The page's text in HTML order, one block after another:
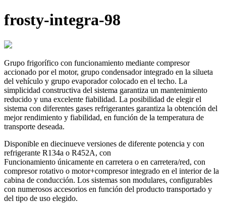
frosty-integra-98
Grupo frigorífico con funcionamiento mediante compresor
accionado por el motor, grupo condensador integrado en la silueta
del vehículo y grupo evaporador colocado en el techo. La
simplicidad constructiva del sistema garantiza un mantenimiento
reducido y una excelente fiabilidad. La posibilidad de elegir el
sistema con diferentes gases refrigerantes garantiza la obtención del
mejor rendimiento y fiabilidad, en función de la temperatura de
transporte deseada.
Disponible en diecinueve versiones de diferente potencia y con
refrigerante R134a o R452A, con
Funcionamiento únicamente en carretera o en carretera/red, con
compresor rotativo o motor+compresor integrado en el interior de la
cabina de conducción. Los sistemas son modulares, configurables
con numerosos accesorios en función del producto transportado y
del tipo de uso elegido.